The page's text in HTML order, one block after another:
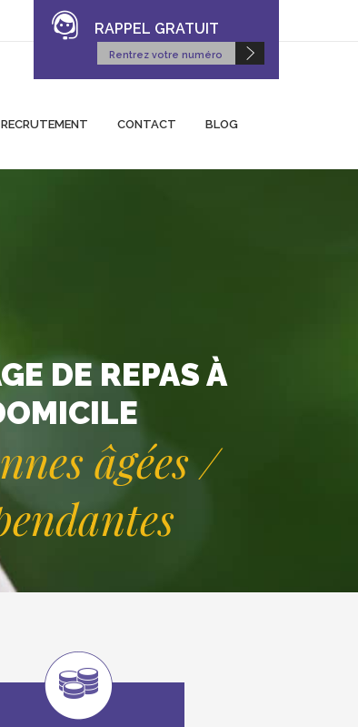
RAPPEL GRATUIT
RECRUTEMENT CONTACT BLOG
DE REPAS À
âgées /